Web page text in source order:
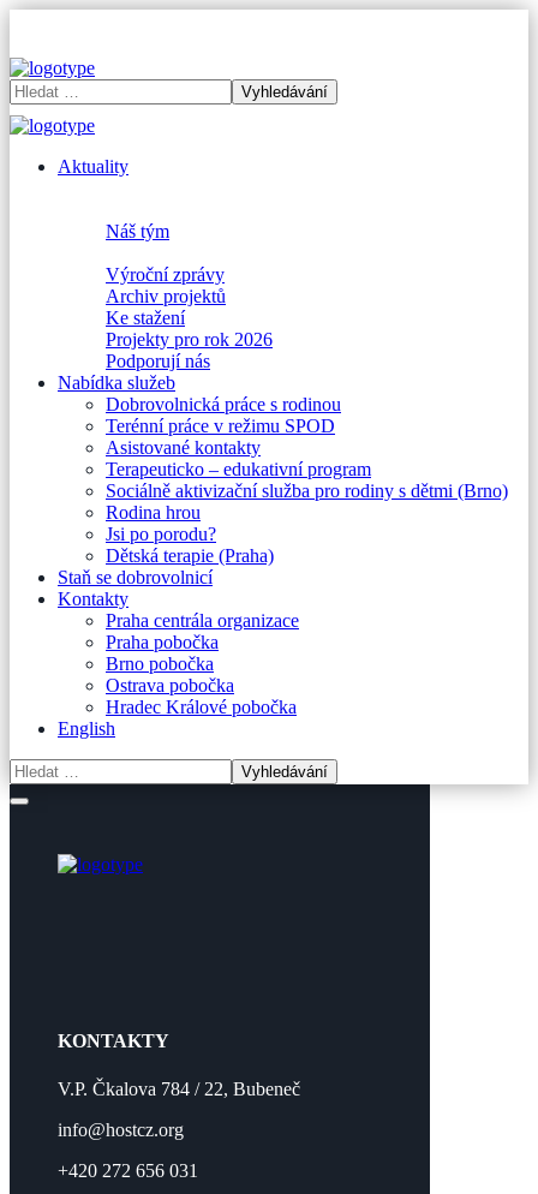
Aktuality
Náš tým
Výroční zprávy
Archiv projektů
Ke stažení
Projekty pro rok 2026
Podporují nás
Nabídka služeb
Dobrovolnická práce s rodinou
Terénní práce v režimu SPOD
Asistované kontakty
Terapeuticko – edukativní program
Sociálně aktivizační služba pro rodiny s dětmi (Brno)
Rodina hrou
Jsi po porodu?
Dětská terapie (Praha)
Staň se dobrovolnicí
Kontakty
Praha centrála organizace
Praha pobočka
Brno pobočka
Ostrava pobočka
Hradec Králové pobočka
English
KONTAKTY
V.P. Čkalova 784 / 22, Bubeneč
info@hostcz.org
+420 272 656 031